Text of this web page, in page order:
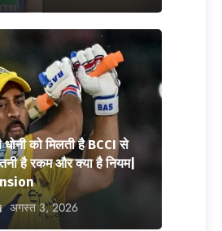
को मिलती है BCCI से
है रकम और क्या है नियम|
अगस्त 3, 2026